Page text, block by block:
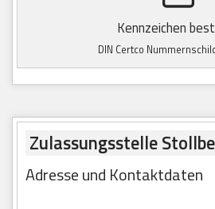
Kennzeichen
DIN Certco
Zulassungsstelle
Adresse und Kontaktdaten